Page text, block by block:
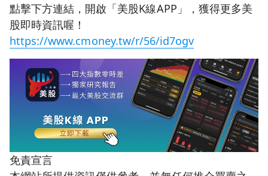
點擊下方連結，開啟「美股K線APP」，獲得更多美
股即時資訊喔！
https://www.cmoney.tw/r/56/id7ogv
免責宣言